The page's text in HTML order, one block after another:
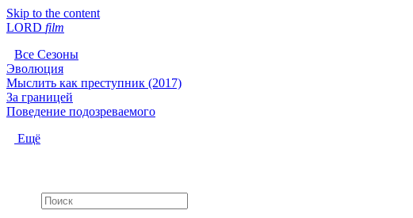
Skip to the content
LORD film
Все Сезоны
Эволюция
Мыслить как преступник (2017)
За границей
Поведение подозреваемого
Ещё